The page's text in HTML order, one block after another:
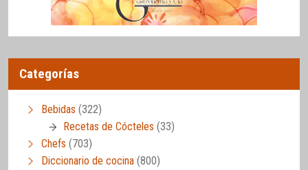
Categorías
Bebidas (322)
Recetas de Cócteles (33)
Chefs (703)
Diccionario de cocina (800)